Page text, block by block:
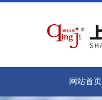
网站首页